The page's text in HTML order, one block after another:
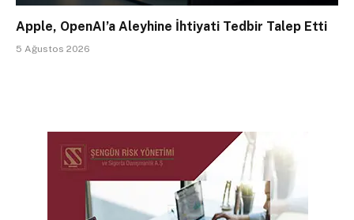
Apple, OpenAI’a Aleyhine İhtiyati Tedbir Talep Etti
5 Ağustos 2026